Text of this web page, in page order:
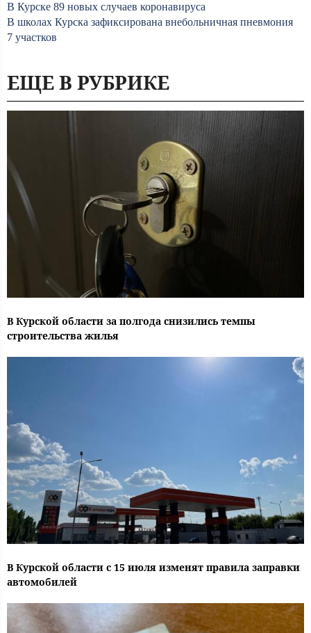
В Курске 89 новых случаев коронавируса
В школах Курска зафиксирована внебольничная пневмония
7 участков
ЕЩЕ В РУБРИКЕ
В Курской области за полгода снизились темпы
строительства жилья
В Курской области с 15 июля изменят правила заправки
автомобилей